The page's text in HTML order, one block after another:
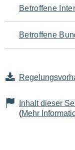
den
Betroffene
Betroffene
Inhalt dieser
(Mehr